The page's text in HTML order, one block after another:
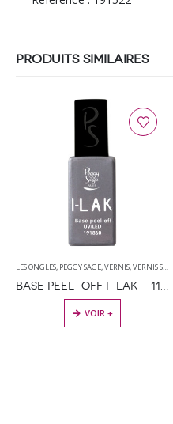
PRODUITS SIMILAIRES
LES ONGLES, PEGGY SAGE,VERNIS,VERNIS SEMI PERMANENT
BASE PEEL-OFF I-LAK – 11ML
VOIR +